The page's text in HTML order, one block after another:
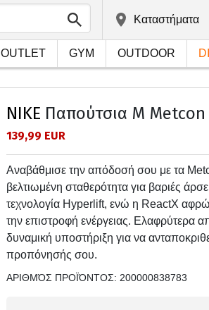
Kαταστήματα
OUTLET GYM OUTDOOR
NIKE Παπούτσια M Metcon
139,99 EUR
Αναβάθμισε την απόδοσή σου με τα
βελτιωμένη σταθερότητα για βαριές
τεχνολογία Hyperlift, ενώ η ReactX
την επιστροφή ενέργειας. Ελαφρύτερα
δυναμική υποστήριξη για να
προπόνησής σου.
ΑΡΙΘΜΌΣ ΠΡΟΪΌΝΤΟΣ: 200000838783